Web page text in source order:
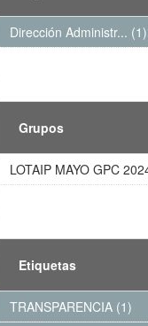
Dirección Administr... (1)
Grupos
LOTAIP MAYO GPC
Etiquetas
TRANSPARENCIA (1)